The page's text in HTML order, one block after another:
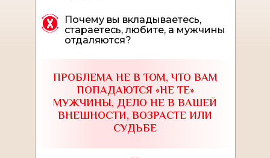
Почему вы вкладываетесь,
стараетесь, любите, а мужчины
отдаляются?
ПРОБЛЕМА НЕ В ТОМ, ЧТО ВАМ
ПОПАДАЮТСЯ «НЕ ТЕ»
МУЖЧИНЫ, ДЕЛО НЕ В ВАШЕЙ
ВНЕШНОСТИ, ВОЗРАСТЕ ИЛИ
СУДЬБЕ